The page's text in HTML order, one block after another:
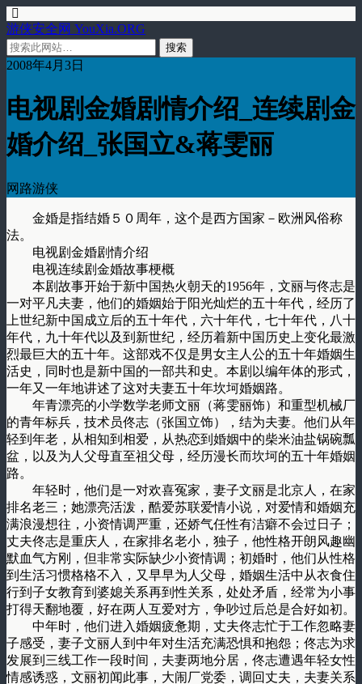
游侠安全网 YouXia.ORG
2008年4月3日
电视剧金婚剧情介绍_连续剧金
婚介绍_张国立&蒋雯丽
网路游侠
金婚是指结婚５０周年，这个是西方国家－欧洲风俗称
法。
电视剧金婚剧情介绍
电视连续剧金婚故事梗概
本剧故事开始于新中国热火朝天的1956年，文丽与佟志是
一对平凡夫妻，他们的婚姻始于阳光灿烂的五十年代，经历了
上世纪新中国成立后的五十年代，六十年代，七十年代，八十
年代，九十年代以及到新世纪，经历着新中国历史上变化最激
烈最巨大的五十年。这部戏不仅是男女主人公的五十年婚姻生
活史，同时也是新中国的一部共和史。本剧以编年体的形式，
一年又一年地讲述了这对夫妻五十年坎坷婚姻路。
年青漂亮的小学数学老师文丽（蒋雯丽饰）和重型机械厂
的青年标兵，技术员佟志（张国立饰），结为夫妻。他们从年
轻到年老，从相知到相爱，从热恋到婚姻中的柴米油盐锅碗瓢
盆，以及为人父母直至祖父母，经历漫长而坎坷的五十年婚姻
路。
年轻时，他们是一对欢喜冤家，妻子文丽是北京人，在家
排名老三；她漂亮活泼，酷爱苏联爱情小说，对爱情和婚姻充
满浪漫想往，小资情调严重，还娇气任性有洁癖不会过日子；
丈夫佟志是重庆人，在家排名老小，独子，他性格开朗风趣幽
默血气方刚，但非常实际缺少小资情调；初婚时，他们从性格
到生活习惯格格不入，又早早为人父母，婚姻生活中从衣食住
行到子女教育到婆媳关系再到性关系，处处矛盾，经常为小事
打得天翻地覆，好在两人互爱对方，争吵过后总是合好如初。
中年时，他们进入婚姻疲惫期，丈夫佟志忙于工作忽略妻
子感受，妻子文丽人到中年对生活充满恐惧和抱怨；佟志为求
发展到三线工作一段时间，夫妻两地分居，佟志遭遇年轻女性
情感诱惑，文丽初闻此事，大闹厂党委，调回丈夫，夫妻关系